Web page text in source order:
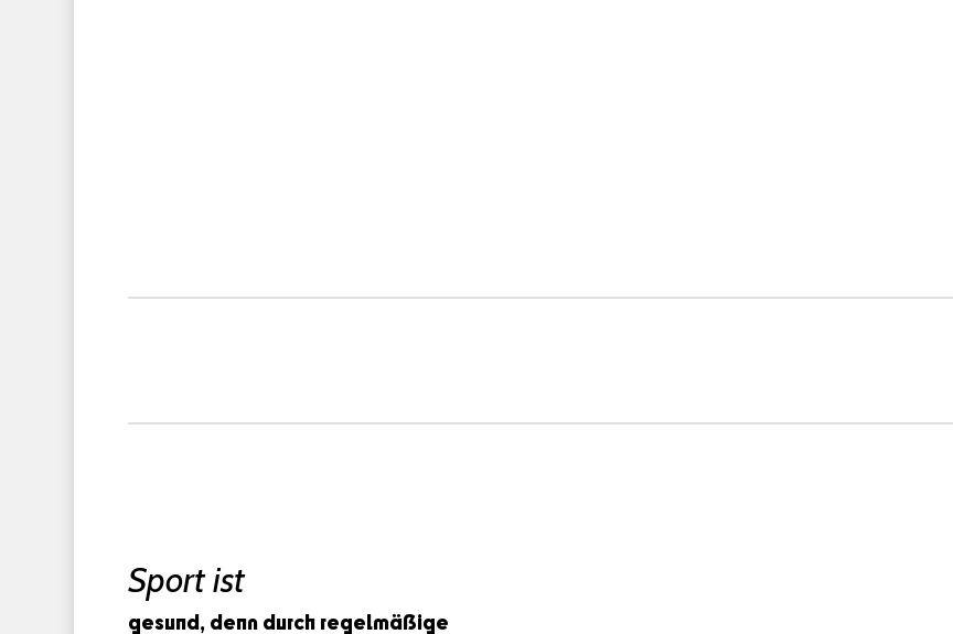
Sport ist
gesund, denn durch regelmäßige